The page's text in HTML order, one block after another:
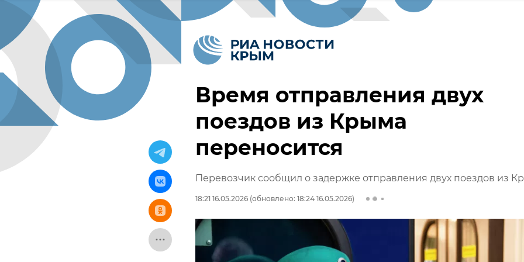
Время отправления двух
поездов из Крыма
переносится
Перевозчик сообщил о задержке отправления двух поездов из
18:21 16.05.2026 (обновлено: 18:24 16.05.2026)